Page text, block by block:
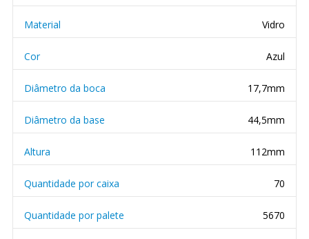
Material Vidro
Cor Azul
Diâmetro da boca 17,7mm
Diâmetro da base 44,5mm
Altura 112mm
Quantidade por caixa 70
Quantidade por palete 5670